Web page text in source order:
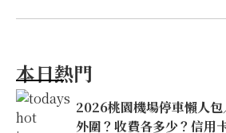
本日熱門
2026桃園機場停車懶人
外圍？收費各多少？信用